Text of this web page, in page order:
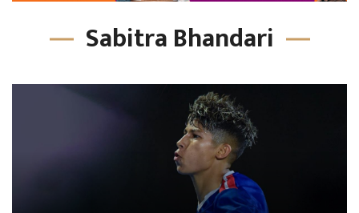
Sabitra Bhandari